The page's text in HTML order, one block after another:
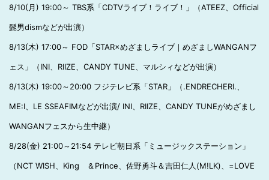
8/10(月) 19:00～ TBS系「CDTVライブ！ライブ！」（ATEEZ、Official
髭男dismなどが出演）
8/13(木) 17:00～ FOD「STAR×めざましライブ｜めざましWANGANフ
ェス」（INI、RIIZE、CANDY TUNE、マルシィなどが出演）
8/13(木) 19:00～20:00 フジテレビ系「STAR」（.ENDRECHERI.、
ME:I、LE SSEAFIMなどが出演/ INI、RIIZE、CANDY TUNEがめざまし
WANGANフェスから生中継）
8/28(金) 21:00～21:54 テレビ朝日系「ミュージックステーション」
（NCT WISH、King ＆Prince、佐野勇斗＆吉田仁人(M!LK)、=LOVE